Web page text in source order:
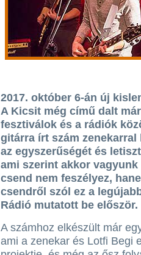
2017. október 6-án új
A Kicsit még című dalt
fesztiválok és a rádiók
gitárra írt szám
az egyszerűségét és
ami szerint akkor
csend nem feszélyez,
csendről szól ez a
Rádió mutatott be először.
A számhoz elkészült már
ami a zenekar és Lotfi Begi